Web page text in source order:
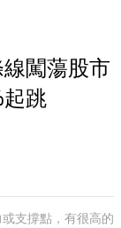
線闖蕩股
跳
支撐點，有很高的